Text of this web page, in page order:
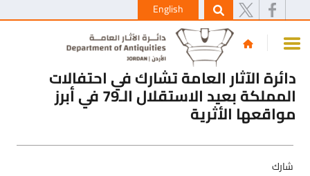
English
دائرة الآثار العامة تشارك في احتفالات
المملكة بعيد الاستقلال الـ79 في أبرز
مواقعها الأثرية
شارك